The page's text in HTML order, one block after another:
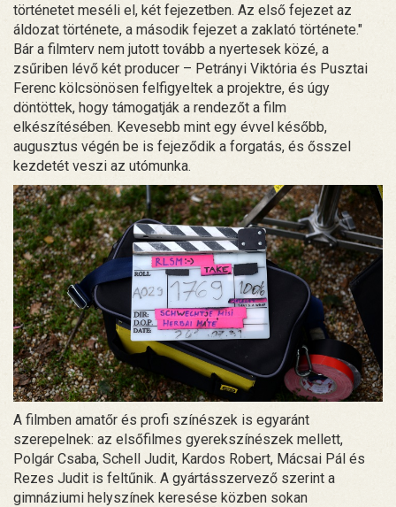
történetet meséli el, két fejezetben. Az első fejezet az
áldozat története, a második fejezet a zaklató története."
Bár a filmterv nem jutott tovább a nyertesek közé, a
zsűriben lévő két producer – Petrányi Viktória és Pusztai
Ferenc kölcsönösen felfigyeltek a projektre, és úgy
döntöttek, hogy támogatják a rendezőt a film
elkészítésében. Kevesebb mint egy évvel később,
augusztus végén be is fejeződik a forgatás, és ősszel
kezdetét veszi az utómunka.
A filmben amatőr és profi színészek is egyaránt
szerepelnek: az elsőfilmes gyerekszínészek mellett,
Polgár Csaba, Schell Judit, Kardos Robert, Mácsai Pál és
Rezes Judit is feltűnik. A gyártásszervező szerint a
gimnáziumi helyszínek keresése közben sokan